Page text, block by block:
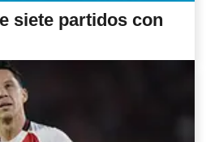
siete partidos con